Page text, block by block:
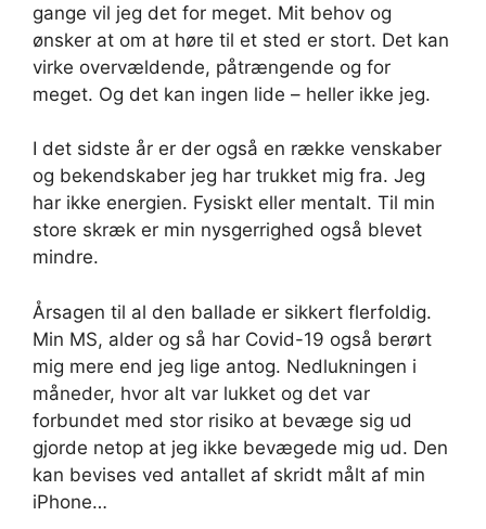
gange vil jeg det for meget. Mit behov og
ønsker at om at høre til et sted er stort. Det kan
virke overvældende, påtrængende og for
meget. Og det kan ingen lide – heller ikke jeg.
I det sidste år er der også en række venskaber
og bekendskaber jeg har trukket mig fra. Jeg
har ikke energien. Fysiskt eller mentalt. Til min
store skræk er min nysgerrighed også blevet
mindre.
Årsagen til al den ballade er sikkert flerfoldig.
Min MS, alder og så har Covid-19 også berørt
mig mere end jeg lige antog. Nedlukningen i
måneder, hvor alt var lukket og det var
forbundet med stor risiko at bevæge sig ud
gjorde netop at jeg ikke bevægede mig ud. Den
kan bevises ved antallet af skridt målt af min
iPhone…